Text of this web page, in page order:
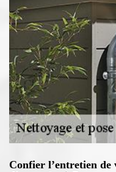
Confier l’entretien de